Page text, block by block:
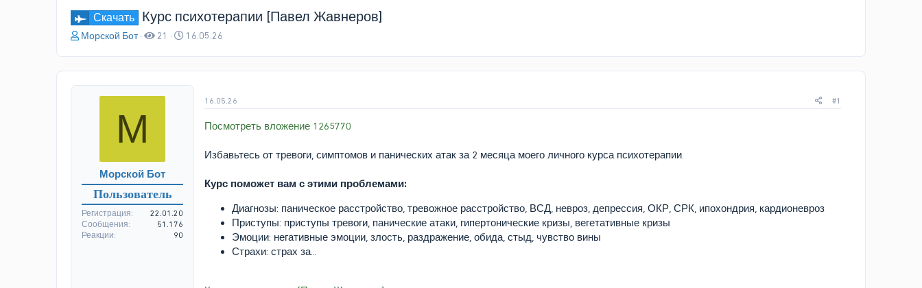
Скачать Курс психотерапии [Павел Жавнеров]
А
о
р
Морской Бот 21
Д
а
н
16.05.26
М
Морской Бот
Пользователь
Регистрация
22.01.20
Сообщения
51.176
Реакции
90
16.05.26 #1
Посмотреть вложение 1265770
Избавьтесь от тревоги, симптомов и панических атак за 2 месяца моего личного курса психотерапии.
Курс поможет вам с этими проблемами:
Диагнозы: паническое расстройство, тревожное расстройство, ВСД, невроз, депрессия, ОКР, СРК, ипохондрия, кардионевроз
Приступы: приступы тревоги, панические атаки, гипертонические кризы, вегетативные кризы
Эмоции: негативные эмоции, злость, раздражение, обида, стыд, чувство вины
Страхи: страх за...